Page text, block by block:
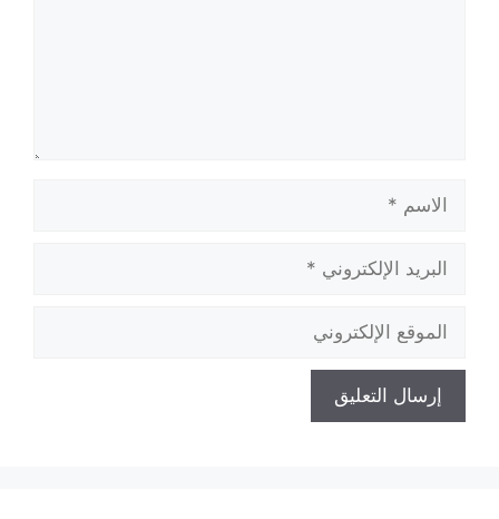
الإلكتروني
الإلكتروني